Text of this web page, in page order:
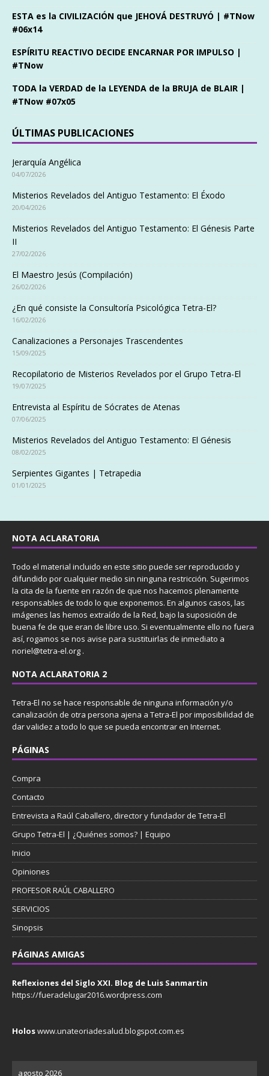
ESTA es la CIVILIZACIÓN que JEHOVÁ DESTRUYÓ | #TNow
#06x14
ESPÍRITU REACTIVO DECIDE ENCARNAR POR IMPULSO |
#TNow
TODA la VERDAD de la LEYENDA de la BRUJA de BLAIR |
#TNow #07x05
ÚLTIMAS PUBLICACIONES
Jerarquía Angélica
04/07/2026
Misterios Revelados del Antiguo Testamento: El Éxodo
20/04/2026
Misterios Revelados del Antiguo Testamento: El Génesis Parte
II
27/02/2026
El Maestro Jesús (Compilación)
26/02/2026
¿En qué consiste la Consultoría Psicológica Tetra-El?
16/02/2026
Canalizaciones a Personajes Trascendentes
15/09/2025
Recopilatorio de Misterios Revelados por el Grupo Tetra-El
19/07/2025
Entrevista al Espíritu de Sócrates de Atenas
07/06/2025
Misterios Revelados del Antiguo Testamento: El Génesis
08/02/2025
Serpientes Gigantes | Tetrapedia
01/01/2025
NOTA ACLARATORIA
Todo el material incluido en este sitio puede ser reproducido y
difundido por cualquier medio sin ninguna restricción. Sugerimos
la cita de la fuente en razón de que nos hacemos plenamente
responsables de todo lo que exponemos. En algunos casos, las
imágenes las hemos extraído de la Red, bajo la suposición de
buena fe de que eran de libre uso. Si eventualmente ello no fuera
así, rogamos se nos avise para sustituirlas de inmediato a
noriel@tetra-el.org .
NOTA ACLARATORIA 2
Tetra-El no se hace responsable de ninguna información y/o
canalización de otra persona ajena a Tetra-El por imposibilidad de
dar validez a todo lo que se pueda encontrar en Internet.
PÁGINAS
Compra
Contacto
Entrevista a Raúl Caballero, director y fundador de Tetra-El
Grupo Tetra-El | ¿Quiénes somos? | Equipo
Inicio
Opiniones
PROFESOR RAÚL CABALLERO
SERVICIOS
Sinopsis
PÁGINAS AMIGAS
Reflexiones del Siglo XXI. Blog de Luis Sanmartin
https://fueradelugar2016.wordpress.com
Holoswww.unateoriadesalud.blogspot.com.es
agosto 2026